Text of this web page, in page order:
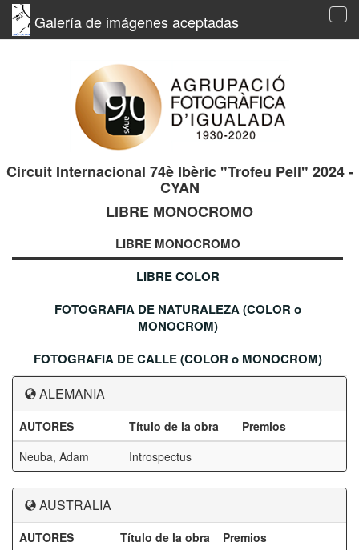
Galería de imágenes aceptadas
Circuit Internacional 74è Ibèric "Trofeu Pell" 2024 -
CYAN
LIBRE MONOCROMO
LIBRE MONOCROMO
LIBRE COLOR
FOTOGRAFIA DE NATURALEZA (COLOR o
MONOCROM)
FOTOGRAFIA DE CALLE (COLOR o MONOCROM)
ALEMANIA
AUTORES Título de la obra
Premios
Neuba, Adam
Introspectus
AUSTRALIA
AUTORES Título de la obra
Premios